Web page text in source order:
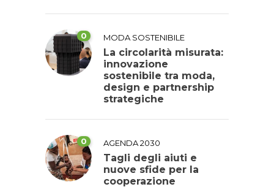
0 MODA SOSTENIBILE
La circolarità misurata:
innovazione
sostenibile tra moda,
design e partnership
strategiche
0 AGENDA 2030
Tagli degli aiuti e
nuove sfide per la
cooperazione